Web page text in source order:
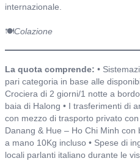
internazionale.
🍽️Colazione
La quota comprende: •
pari categoria in base alle
Crociera di 2 giorni/1 notte a
baia di Halong • I trasferimenti di
con mezzo di trasporto privato
Danang & Hue – Ho Chi Minh
a mano 10Kg incluso • Spese di
locali parlanti italiano durante le